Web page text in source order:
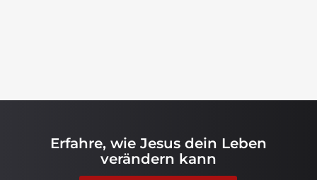
Erfahre, wie Jesus dein Leben
verändern kann